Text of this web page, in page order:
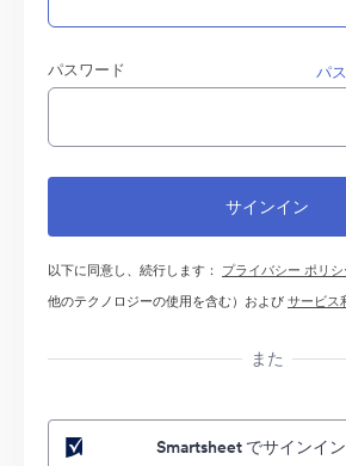
パスワード パ
以下に同意し、続行します： プライバシー ポリシ
他のテクノロジーの使用を含む）およびサービス
また
Smartsheet でサインイ